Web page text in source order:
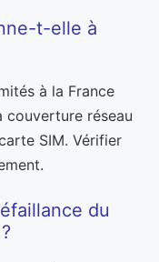
t-elle à
à la France
couverture réseau
SIM. Vérifier
du